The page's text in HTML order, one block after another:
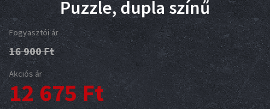
Puzzle, dupla színű
Fogyasztói ár
16 900Ft
Akciós ár
12 675Ft